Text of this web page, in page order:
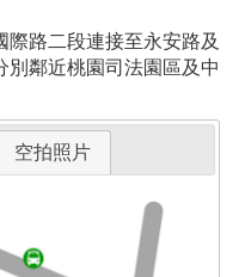
路二段連接至永安路及
別鄰近桃園司法園區及中
空拍照片